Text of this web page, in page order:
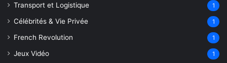
Transport et Logistique 1
Célébrités & Vie Privée 1
French Revolution 1
Jeux Vidéo 1